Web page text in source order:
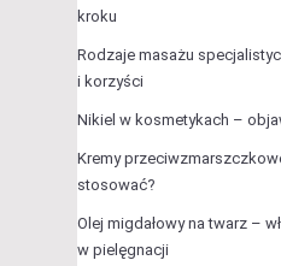
kroku
Rodzaje masażu
i korzyści
Nikiel w kosmetykach –
Kremy
stosować?
Olej migdałowy na twarz –
w pielęgnacji